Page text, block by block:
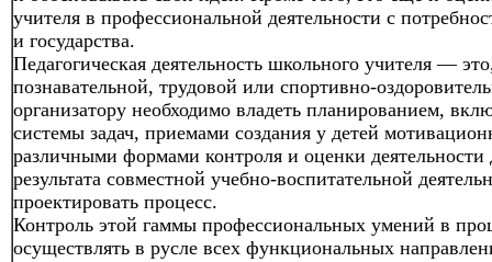
учителя в профессиональной деятельности с
и государства.
Педагогическая деятельность школьного учителя —
познавательной, трудовой или спортивно-
организатору необходимо владеть планированием,
системы задач, приемами создания у детей
различными формами контроля и оценки деятельности
результата совместной учебно-воспитательной
проектировать процесс.
Контроль этой гаммы профессиональных умений в
осуществлять в русле всех функциональных